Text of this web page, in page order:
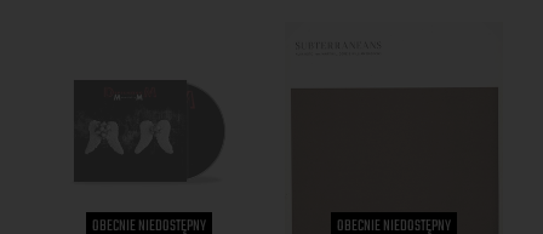
OBECNIE NIEDOSTĘPNY OBECNIE NIEDOSTĘPNY